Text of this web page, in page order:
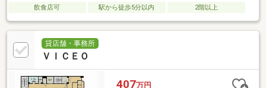
飲食店可 駅から徒歩5分以内 2階以上
貸店舗・事務所
ＶＩＣＥＯ
407万円